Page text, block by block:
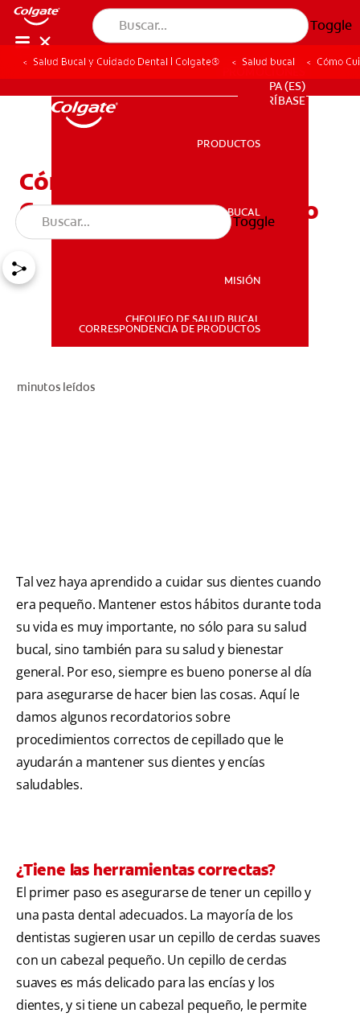
Toggle
SALUD BUCAL
PA (ES)
SUSCRÍBASE
PRODUCTOS
SALUD BUCAL
MISIÓN
CHEQUEO DE SALUD BUCAL
CORRESPONDENCIA DE PRODUCTOS
Toggle
Salud Bucal y Cuidado Dental | Colgate® Salud bucal Cómo
Cómo Cuidar Sus Dientes
Con Un Cepillado Correcto
minutos leídos
Tal vez haya aprendido a cuidar sus dientes cuando
era pequeño. Mantener estos hábitos durante toda
su vida es muy importante, no sólo para su salud
bucal, sino también para su salud y bienestar
general. Por eso, siempre es bueno ponerse al día
para asegurarse de hacer bien las cosas. Aquí le
damos algunos recordatorios sobre
procedimientos correctos de cepillado que le
ayudarán a mantener sus dientes y encías
saludables.
¿Tiene las herramientas correctas?
El primer paso es asegurarse de tener un cepillo y
una pasta dental adecuados. La mayoría de los
dentistas sugieren usar un cepillo de cerdas suaves
con un cabezal pequeño. Un cepillo de cerdas
suaves es más delicado para las encías y los
dientes, y si tiene un cabezal pequeño, le permite